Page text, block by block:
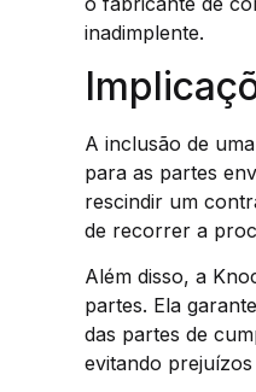
inadimplente.
A inclusão de
para as partes
rescindir um
de recorrer a
Além disso, a
partes. Ela
das partes de
evitando